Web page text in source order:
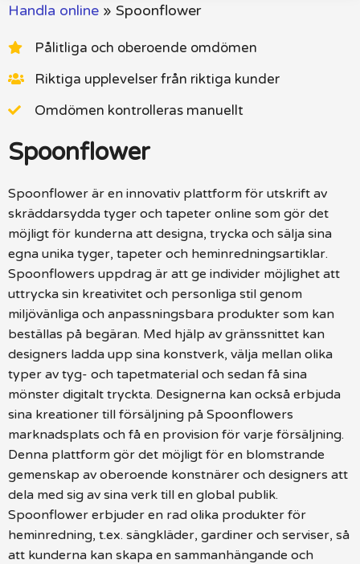
Handla online » Spoonflower
Pålitliga och oberoende omdömen
Riktiga upplevelser från riktiga kunder
Omdömen kontrolleras manuellt
Spoonflower
Spoonflower är en innovativ plattform för utskrift av
skräddarsydda tyger och tapeter online som gör det
möjligt för kunderna att designa, trycka och sälja sina
egna unika tyger, tapeter och heminredningsartiklar.
Spoonflowers uppdrag är att ge individer möjlighet att
uttrycka sin kreativitet och personliga stil genom
miljövänliga och anpassningsbara produkter som kan
beställas på begäran. Med hjälp av gränssnittet kan
designers ladda upp sina konstverk, välja mellan olika
typer av tyg- och tapetmaterial och sedan få sina
mönster digitalt tryckta. Designerna kan också erbjuda
sina kreationer till försäljning på Spoonflowers
marknadsplats och få en provision för varje försäljning.
Denna plattform gör det möjligt för en blomstrande
gemenskap av oberoende konstnärer och designers att
dela med sig av sina verk till en global publik.
Spoonflower erbjuder en rad olika produkter för
heminredning, t.ex. sängkläder, gardiner och serviser, så
att kunderna kan skapa en sammanhängande och